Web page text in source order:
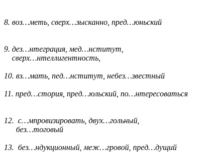
8. воз…меть, сверх…зысканно, пред…юньский
9. дез…нтеграция, мед…нститут,
сверх…нтеллигентность,
10. вз…мать, пед…нститут, небез…звестный
11. пред…стория, пред…юльский, по…нтересоваться
12. с…мпровизировать, двух…гольный,
без…тоговый
13. без…ндукционный, меж…гровой, пред…дущий